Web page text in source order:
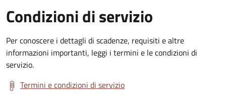
Condizioni di servizio
Per conoscere i dettagli di scadenze, requisiti e altre
informazioni importanti, leggi i termini e le condizioni di
servizio.
Termini e condizioni di servizio